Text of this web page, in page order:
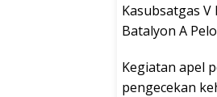
Kasubsatgas
Batalyon A
Kegiatan apel
pengecekan